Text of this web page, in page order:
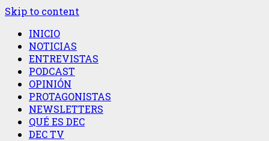
Skip to content
INICIO
NOTICIAS
ENTREVISTAS
PODCAST
OPINIÓN
PROTAGONISTAS
NEWSLETTERS
QUÉ ES DEC
DEC TV